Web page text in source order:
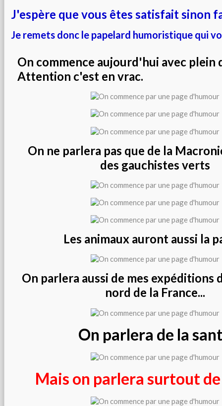
J'espère que vous êtes satisfait sinon
Je remets donc le papelard humoristique qui
On commence aujourd'hui avec plein
Attention c'est en vrac.
On ne parlera pas que de la
des gauchistes verts
Les animaux auront aussi la
On parlera aussi de mes expéditions
nord de la France...
On parlera de la
Mais on parlera surtout